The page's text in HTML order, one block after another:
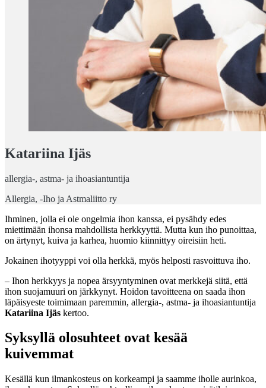
Katariina Ijäs
allergia-, astma- ja ihoasiantuntija
Allergia, -Iho ja Astmaliitto ry
Ihminen, jolla ei ole ongelmia ihon kanssa, ei pysähdy edes
miettimään ihonsa mahdollista herkkyyttä. Mutta kun iho punoittaa,
on ärtynyt, kuiva ja karhea, huomio kiinnittyy oireisiin heti.
Jokainen ihotyyppi voi olla herkkä, myös helposti rasvoittuva iho.
– Ihon herkkyys ja nopea ärsyyntyminen ovat merkkejä siitä, että
ihon suojamuuri on järkkynyt. Hoidon tavoitteena on saada ihon
läpäisyeste toimimaan paremmin, allergia-, astma- ja ihoasiantuntija
Katariina Ijäs kertoo.
Syksyllä olosuhteet ovat kesää
kuivemmat
Kesällä kun ilmankosteus on korkeampi ja saamme iholle aurinkoa,